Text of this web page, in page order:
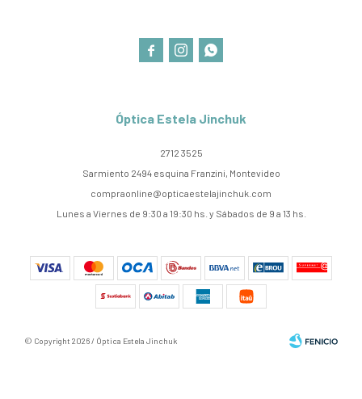
Óptica Estela Jinchuk
2712 3525
Sarmiento 2494 esquina Franzini, Montevideo
compraonline@opticaestelajinchuk.com
Lunes a Viernes de 9:30 a 19:30 hs. y Sábados de 9 a 13 hs.
  
© Copyright 2026 / Óptica Estela Jinchuk